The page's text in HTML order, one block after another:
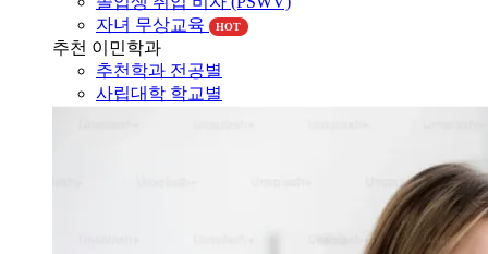
HOT
추천 이민학과
추천학과 전공별
사립대학 학교별